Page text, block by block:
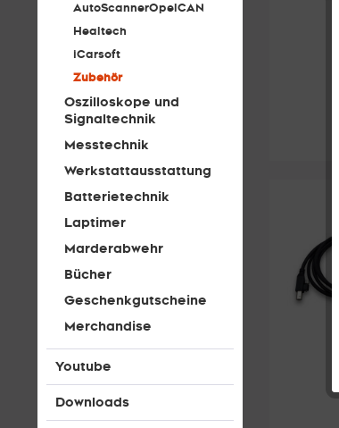
AutoScannerOpelCAN
Healtech
iCarsoft
Zubehör
Oszilloskope und
Signaltechnik
Messtechnik
Werkstattausstattung
Batterietechnik
Laptimer
Marderabwehr
Bücher
Geschenkgutscheine
Merchandise
Youtube
Downloads